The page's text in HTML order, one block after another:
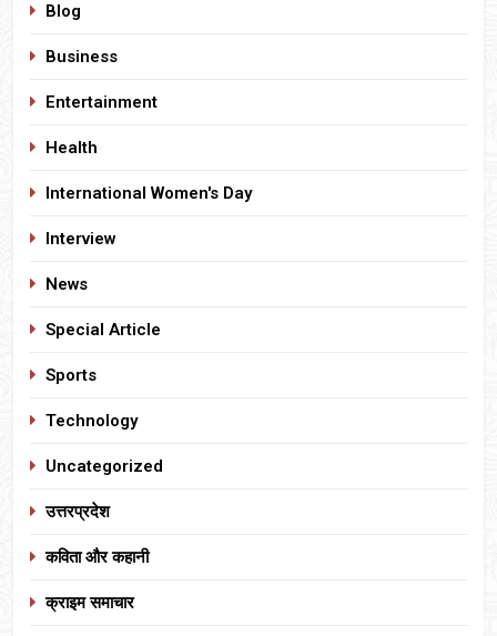
Blog
Business
Entertainment
Health
International Women's Day
Interview
News
Special Article
Sports
Technology
Uncategorized
उत्तरप्रदेश
कविता और कहानी
क्राइम समाचार